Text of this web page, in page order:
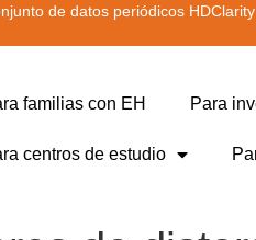
de datos periódicos
familias con EH Para
centros de estudio